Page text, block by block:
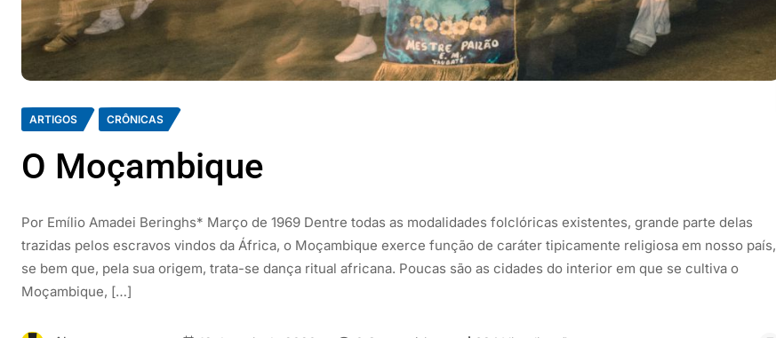
ARTIGOS CRÔNICAS
O Moçambique
Por Emílio Amadei Beringhs* Março de 1969 Dentre todas as modalidades folclóricas existentes, grande parte delas
trazidas pelos escravos vindos da África, o Moçambique exerce função de caráter tipicamente religiosa em nosso país,
se bem que, pela sua origem, trata-se dança ritual africana. Poucas são as cidades do interior em que se cultiva o
Moçambique, […]